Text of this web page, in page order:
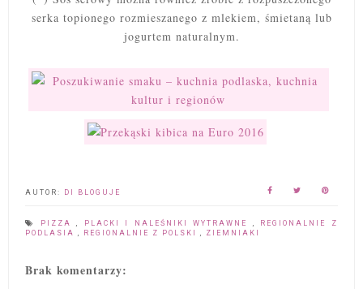
serka topionego rozmieszanego z mlekiem, śmietaną lub
jogurtem naturalnym.
AUTOR: DI BLOGUJE
PIZZA, PLACKI I NALEŚNIKI WYTRAWNE , REGIONALNIE Z
PODLASIA , REGIONALNIE Z POLSKI , ZIEMNIAKI
Brak komentarzy: